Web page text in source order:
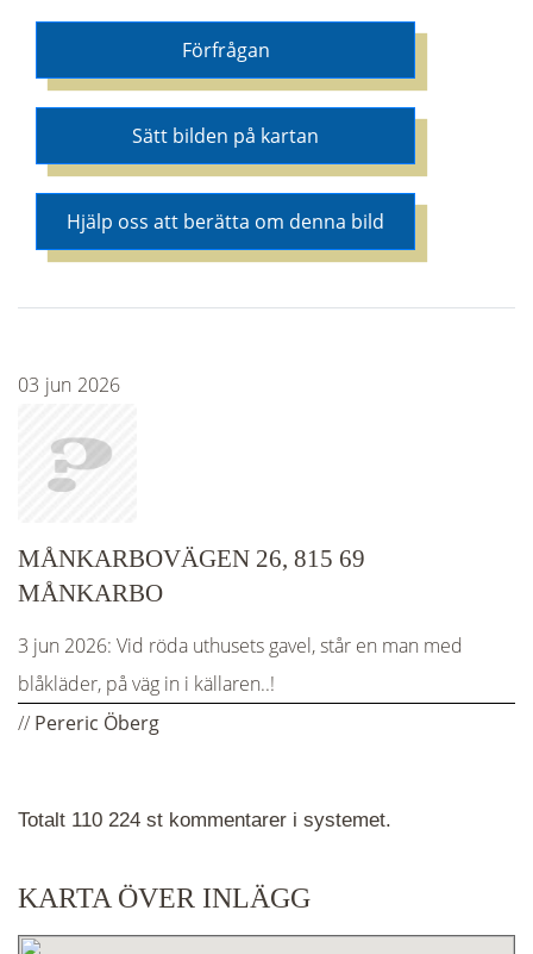
Förfrågan
Sätt bilden på kartan
Hjälp oss att berätta om denna bild
Totalt 110 224 st kommentarer i systemet.
KARTA ÖVER INLÄGG
03 jun 2026
MÅNKARBOVÄGEN 26, 815 69
MÅNKARBO
3 jun 2026: Vid röda uthusets gavel, står en man med
blåkläder, på väg in i källaren..!
// Pereric Öberg